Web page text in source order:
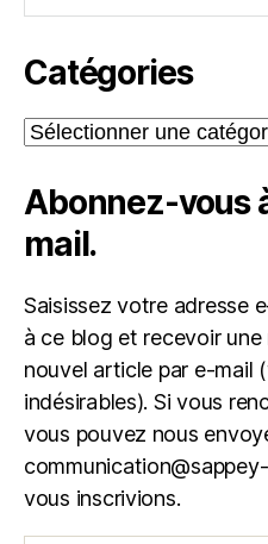
Catégories
Catégories
Abonnez-vous
mail.
Saisissez votre adresse
à ce blog et recevoir
nouvel article par e-mail
indésirables). Si vous
vous pouvez nous
vous inscrivions.